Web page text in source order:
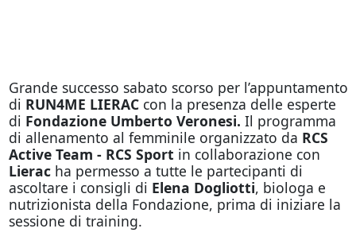
Grande successo sabato scorso per l’appuntamento
di RUN4ME LIERAC con la presenza delle esperte
di Fondazione Umberto Veronesi. Il programma
di allenamento al femminile organizzato da RCS
Active Team - RCS Sport in collaborazione con
Lieracha permesso a tutte le partecipanti di
ascoltare i consigli di Elena Dogliotti, biologa e
nutrizionista della Fondazione, prima di iniziare la
sessione di training.